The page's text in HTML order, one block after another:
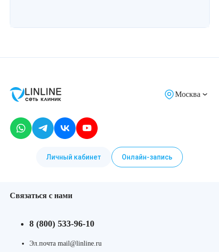
Москва
Личный кабинет Онлайн-запись
Связаться с нами
8 (800) 533-96-10
Эл.почта mail@linline.ru